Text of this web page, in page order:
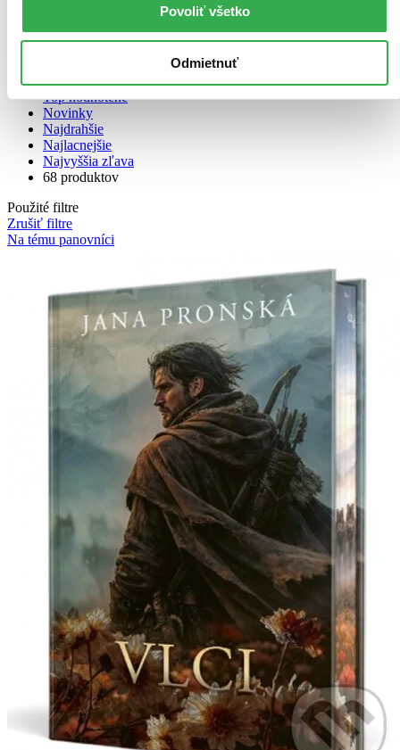
Povoliť všetko
Odmietnuť
Bestsellery
Top hodnotené
Novinky
Najdrahšie
Najlacnejšie
Najvyššia zľava
68 produktov
Použité filtre
Zrušiť filtre
Na tému panovníci